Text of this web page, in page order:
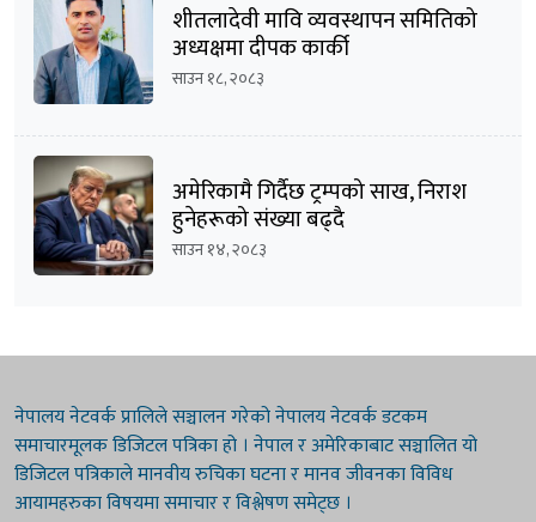
शीतलादेवी मावि व्यवस्थापन समितिको
अध्यक्षमा दीपक कार्की
साउन १८, २०८३
अमेरिकामै गिर्दैछ ट्रम्पको साख, निराश
हुनेहरूको संख्या बढ्दै
साउन १४, २०८३
नेपालय नेटवर्क प्रालिले सञ्चालन गरेको नेपालय नेटवर्क डटकम
समाचारमूलक डिजिटल पत्रिका हो । नेपाल र अमेरिकाबाट सञ्चालित यो
डिजिटल पत्रिकाले मानवीय रुचिका घटना र मानव जीवनका विविध
आयामहरुका विषयमा समाचार र विश्लेषण समेट्छ ।